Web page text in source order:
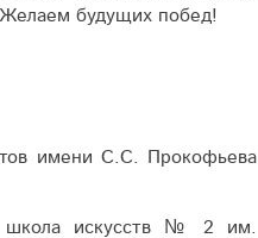
будущих побед!
имени С.С. Про­кофьева
школа искусств № 2 им.